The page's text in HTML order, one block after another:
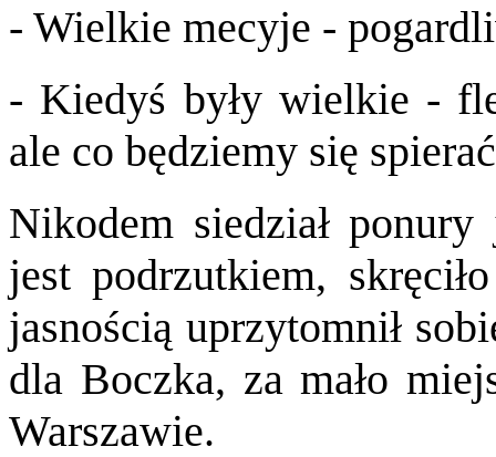
- Wielkie mecyje -
- Kiedyś były wielkie -
ale co będziemy się
Nikodem siedział
jest podrzutkiem,
jasnością uprzytomnił
dla Boczka, za mało
Warszawie.